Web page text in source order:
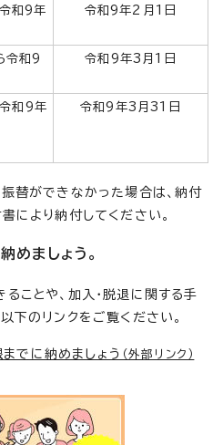
和9年
令和9年2月1日
令和9
令和9年3月1日
和9年
令和9年3月31日
替ができなかった場合は、納付
により納付してください。
めましょう。
ことや、加入・脱退に関する手
下のリンクをご覧ください。
でに納めましょう （外部リンク）